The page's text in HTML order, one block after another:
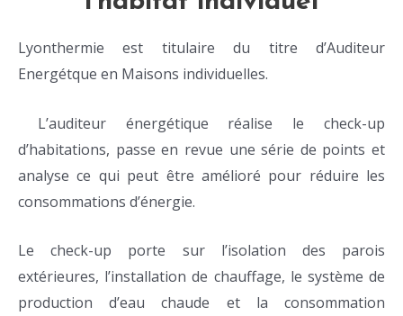
Lyonthermie est titulaire du titre d’Auditeur
Energétque en Maisons individuelles.
L’auditeur énergétique réalise le check-up
d’habitations, passe en revue une série de points et
analyse ce qui peut être amélioré pour réduire les
consommations d’énergie.
Le check-up porte sur l’isolation des parois
extérieures, l’installation de chauffage, le système de
production d’eau chaude et la consommation